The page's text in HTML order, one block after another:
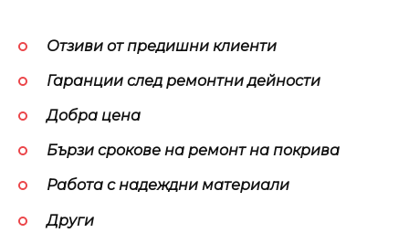
Отзиви от предишни клиенти
Гаранции след ремонтни дейности
Добра цена
Бързи срокове на ремонт на покрива
Работа с надеждни материали
Други